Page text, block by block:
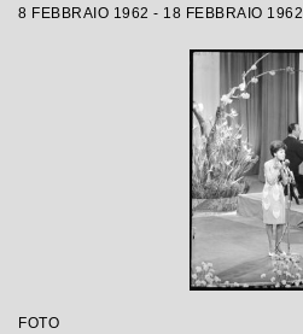
8 FEBBRAIO 1962 - 18 FEBBRAIO 1962
FOTO